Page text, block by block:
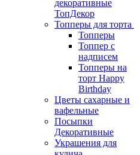
декоративные
ТопДекор
Топперы для торта
Топперы
Топпер с
надписем
Топперы на
торт Happy
Birthday
Цветы сахарные и
вафельные
Посыпки
Декоративные
Украшения для